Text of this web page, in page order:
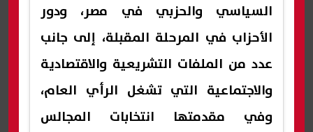
السياسي والحزبي في مصر، ودور
الأحزاب في المرحلة المقبلة، إلى جانب
عدد من الملفات التشريعية والاقتصادية
والاجتماعية التي تشغل الرأي العام،
وفي مقدمتها انتخابات المجالس